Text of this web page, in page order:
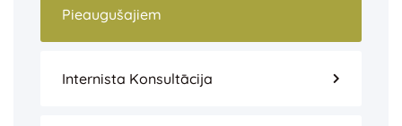
Pieaugušajiem
Internista Konsultācija